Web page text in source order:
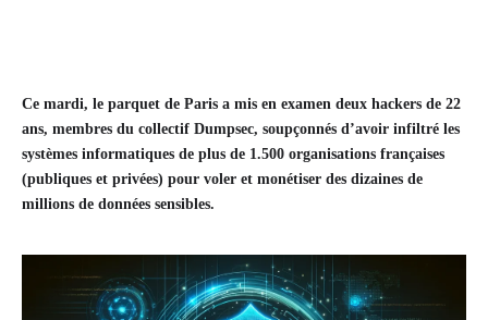
Ce mardi, le parquet de Paris a mis en examen deux hackers de 22
ans, membres du collectif Dumpsec, soupçonnés d’avoir infiltré les
systèmes informatiques de plus de 1.500 organisations françaises
(publiques et privées) pour voler et monétiser des dizaines de
millions de données sensibles.